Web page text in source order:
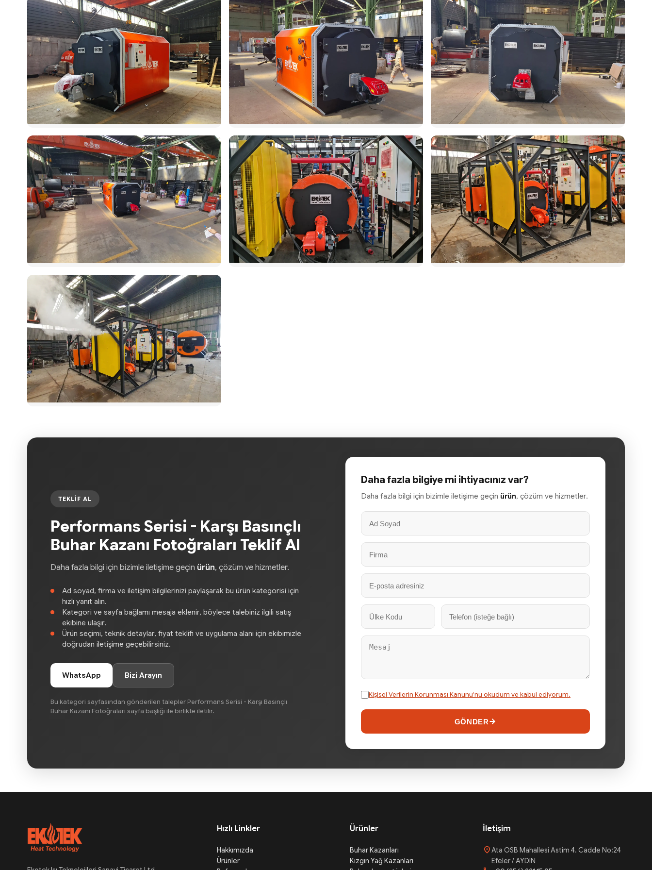
TEKLIF AL
Performans Serisi - Karşı Basınçlı
Buhar Kazanı Fotoğraları Teklif Al
Daha fazla bilgi için bizimle iletişime geçin ürün, çözüm ve hizmetler.
Ad soyad, firma ve iletişim bilgilerinizi paylaşarak bu ürün kategorisi için
hızlı yanıt alın.
Kategori ve sayfa bağlamı mesaja eklenir, böylece talebiniz ilgili satış
ekibine ulaşır.
Ürün seçimi, teknik detaylar, fiyat teklifi ve uygulama alanı için ekibimizle
doğrudan iletişime geçebilirsiniz.
WhatsApp Bizi Arayın
Bu kategori sayfasından gönderilen talepler Performans Serisi - Karşı Basınçlı
Buhar Kazanı Fotoğraları sayfa başlığı ile birlikte iletilir.
Daha fazla bilgiye mi ihtiyacınız var?
Daha fazla bilgi için bizimle iletişime geçin ürün, çözüm ve hizmetler.
Kişisel Verilerin Korunması Kanunu’nu okudum ve kabul ediyorum.
GÖNDER
Hızlı Linkler
Hakkımızda
Ürünler
Ürünler
Buhar Kazanları
Kızgın Yağ Kazanları
İletişim
location_onAta OSB Mahallesi Astim 4. Cadde No:24
Efeler / AYDIN